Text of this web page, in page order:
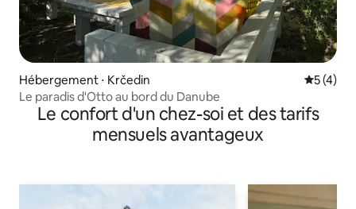
Hébergement ⋅ Krčedin
5 (4)
Le paradis d'Otto au bord du Danube
Le confort d'un chez-soi et des tarifs
mensuels avantageux